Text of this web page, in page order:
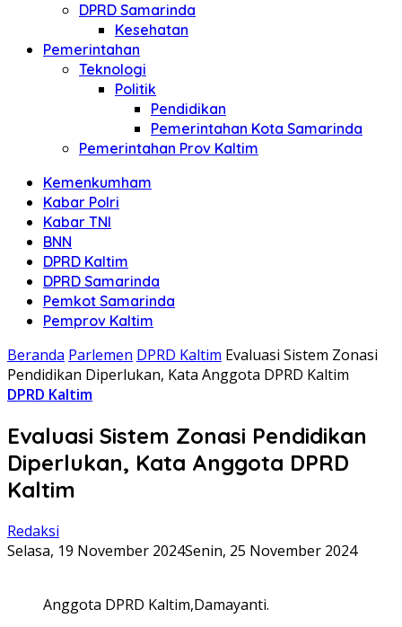
DPRD Samarinda
Kesehatan
Pemerintahan
Teknologi
Politik
Pendidikan
Pemerintahan Kota Samarinda
Pemerintahan Prov Kaltim
Kemenkumham
Kabar Polri
Kabar TNI
BNN
DPRD Kaltim
DPRD Samarinda
Pemkot Samarinda
Pemprov Kaltim
Beranda Parlemen DPRD Kaltim Evaluasi Sistem Zonasi
Pendidikan Diperlukan, Kata Anggota DPRD Kaltim
DPRD Kaltim
Evaluasi Sistem Zonasi Pendidikan
Diperlukan, Kata Anggota DPRD
Kaltim
Redaksi
Selasa, 19 November 2024Senin, 25 November 2024
Anggota DPRD Kaltim,Damayanti.